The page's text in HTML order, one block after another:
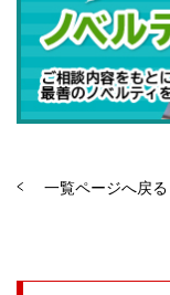
一覧ページへ戻る